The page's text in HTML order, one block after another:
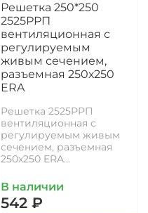
Решетка 250*250
2525РРП
вентиляционная с
регулируемым
живым сечением,
разъемная 250х250
ERA
Решетка 2525РРП
вентиляционная с
регулируемым живым
сечением, разъемная
250х250 ERA...
В наличии
542 ₽